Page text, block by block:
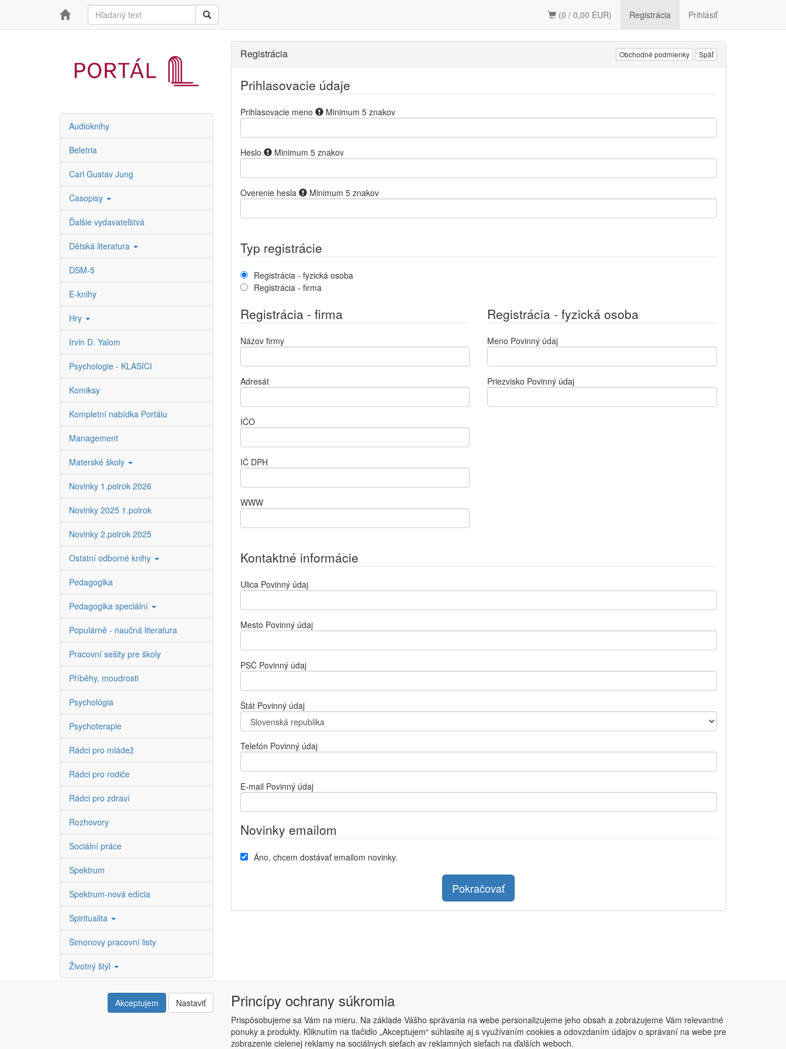
Registrácia Prihlásiť
(0 / 0,00 EUR)
Audioknihy
Beletria
Carl Gustav Jung
Časopisy
Ďalšie vydavateľstvá
Dětská literatura
DSM-5
E-knihy
Hry
Irvin D. Yalom
Psychologie - KLASICI
Komiksy
Kompletní nabídka Portálu
Management
Materské školy
Novinky 1.polrok 2026
Novinky 2025 1.polrok
Novinky 2.polrok 2025
Ostatní odborné knihy
Pedagogika
Pedagogika speciální
Populárně - naučná literatura
Pracovní sešity pre školy
Příběhy, moudrosti
Psychológia
Psychoterapie
Rádci pro mládež
Rádci pro rodiče
Rádci pro zdraví
Rozhovory
Sociální práce
Spektrum
Spektrum-nová edícia
Spiritualita
Šimonovy pracovní listy
Životný štýl
Registrácia Obchodné podmienky Späť
Prihlasovacie údaje
Prihlasovacie meno Minimum 5 znakov
Heslo Minimum 5 znakov
Overenie hesla Minimum 5 znakov
Typ registrácie
Registrácia - fyzická osoba
Registrácia - firma
Registrácia - firma
Názov firmy
Adresát
IČO
IČ DPH
WWW
Registrácia - fyzická osoba
Meno Povinný údaj
Priezvisko Povinný údaj
Kontaktné informácie
Ulica Povinný údaj
Mesto Povinný údaj
PSČ Povinný údaj
Štát Povinný údaj
Telefón Povinný údaj
E-mail Povinný údaj
Novinky emailom
Áno, chcem dostávať emailom novinky.
Pokračovať
Obchodné podmienky |Nastavenie súkromia
Akceptujem Nastaviť Princípy ochrany súkromia
Prispôsobujeme sa Vám na mieru. Na základe Vášho správania na webe personalizujeme jeho obsah a zobrazujeme Vám relevantné
ponuky a produkty. Kliknutím na tlačidlo „Akceptujem“ súhlasíte aj s využívaním cookies a odovzdaním údajov o správaní na webe pre
zobrazenie cielenej reklamy na sociálnych sieťach av reklamných sieťach na ďalších weboch.